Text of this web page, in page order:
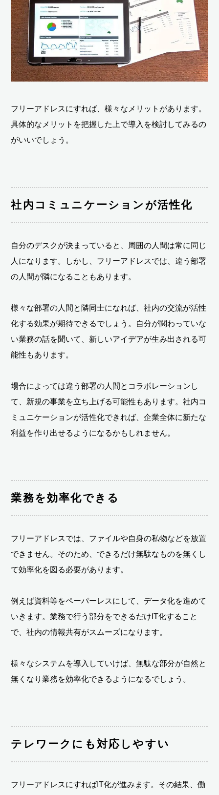
フリーアドレスにすれば、様々なメリットがあります。
具体的なメリットを把握した上で導入を検討してみるの
がいいでしょう。
社内コミュニケーションが活性化
自分のデスクが決まっていると、周囲の人間は常に同じ
人になります。しかし、フリーアドレスでは、違う部署
の人間が隣になることもあります。
様々な部署の人間と隣同士になれば、社内の交流が活性
化する効果が期待できるでしょう。自分が関わっていな
い業務の話を聞いて、新しいアイデアが生み出される可
能性もあります。
場合によっては違う部署の人間とコラボレーションし
て、新規の事業を立ち上げる可能性もあります。社内コ
ミュニケーションが活性化できれば、企業全体に新たな
利益を作り出せるようになるかもしれません。
業務を効率化できる
フリーアドレスでは、ファイルや自身の私物などを放置
できません。そのため、できるだけ無駄なものを無くし
て効率化を図る必要があります。
例えば資料等をペーパーレスにして、データ化を進めて
いきます。業務で行う部分をできるだけIT化すること
で、社内の情報共有がスムーズになります。
様々なシステムを導入していけば、無駄な部分が自然と
無くなり業務を効率化できるようになるでしょう。
テレワークにも対応しやすい
フリーアドレスにすればIT化が進みます。その結果、働